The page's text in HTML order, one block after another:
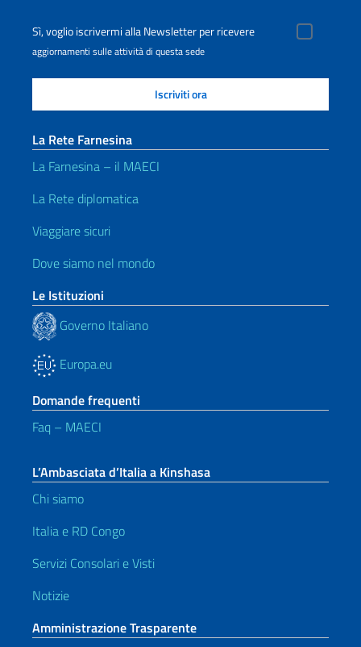
Sì, voglio iscrivermi alla Newsletter per ricevere
aggiornamenti sulle attività di questa sede
La Rete Farnesina
La Farnesina – il MAECI
La Rete diplomatica
Viaggiare sicuri
Dove siamo nel mondo
Le Istituzioni
Governo Italiano
Europa.eu
Domande frequenti
Faq – MAECI
L’Ambasciata d’Italia a Kinshasa
Chi siamo
Italia e RD Congo
Servizi Consolari e Visti
Notizie
Amministrazione Trasparente